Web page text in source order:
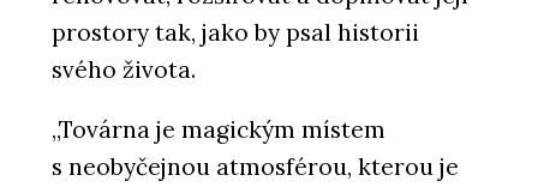
prostory tak, jako by psal historii
svého života.
„Továrna je magickým místem
s neobyčejnou atmosférou, kterou je